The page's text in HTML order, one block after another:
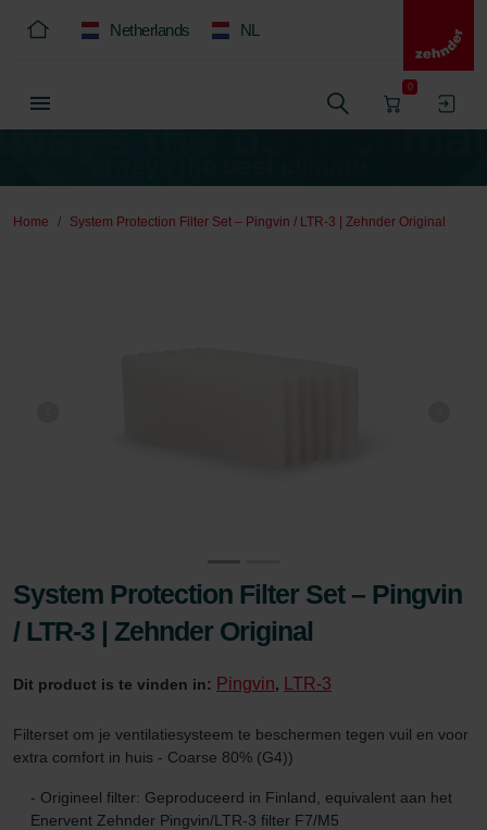
Netherlands NL
0
Home System Protection Filter Set – Pingvin / LTR-3 | Zehnder Original
System Protection Filter Set – Pingvin
/ LTR-3 | Zehnder Original
Dit product is te vinden in: Pingvin, LTR-3
Filterset om je ventilatiesysteem te beschermen tegen vuil en voor
extra comfort in huis - Coarse 80% (G4))
- Origineel filter: Geproduceerd in Finland, equivalent aan het
Enervent Zehnder Pingvin/LTR-3 filter F7/M5